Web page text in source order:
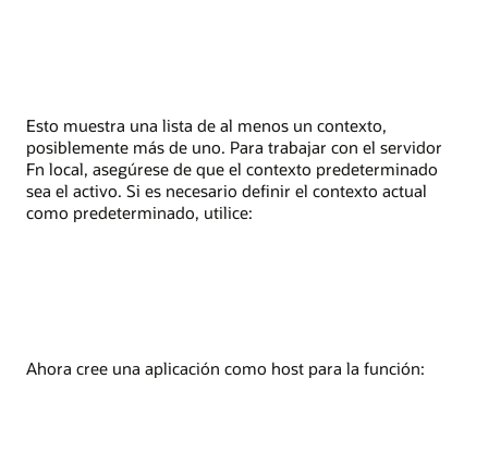
Esto muestra una lista de al menos un contexto,
posiblemente más de uno. Para trabajar con el servidor
Fn local, asegúrese de que el contexto predeterminado
sea el activo. Si es necesario definir el contexto actual
como predeterminado, utilice:
Ahora cree una aplicación como host para la función: